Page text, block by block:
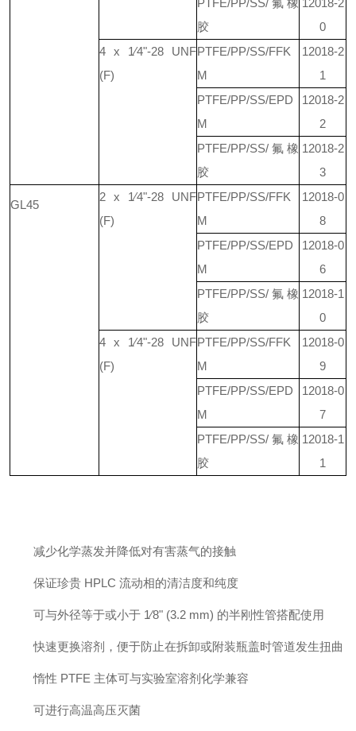
PTFE/PP/SS/氟橡
胶
12018-2
0
4 x 1⁄4"-28 UNF
(F)
PTFE/PP/SS/FFK
M
12018-2
1
PTFE/PP/SS/EPD
M
12018-2
2
PTFE/PP/SS/氟橡
胶
12018-2
3
GL45
2 x 1⁄4"-28 UNF
(F)
PTFE/PP/SS/FFK
M
12018-0
8
PTFE/PP/SS/EPD
M
12018-0
6
PTFE/PP/SS/氟橡
胶
12018-1
0
4 x 1⁄4"-28 UNF
(F)
PTFE/PP/SS/FFK
M
12018-0
9
PTFE/PP/SS/EPD
M
12018-0
7
PTFE/PP/SS/氟橡
胶
12018-1
1
减少化学蒸发并降低对有害蒸气的接触
保证珍贵 HPLC 流动相的清洁度和纯度
可与外径等于或小于 1⁄8" (3.2 mm) 的半刚性管搭配使用
快速更换溶剂，便于防止在拆卸或附装瓶盖时管道发生扭曲
惰性 PTFE 主体可与实验室溶剂化学兼容
可进行高温高压灭菌